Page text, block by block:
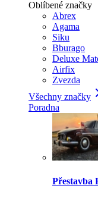
Oblíbené značky
Abrex
Agama
Siku
Bburago
Deluxe
Airfix
Zvezda
Všechny značky
Poradna
Přestavba